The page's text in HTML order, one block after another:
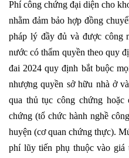
Phí công chứng đại diện cho
nhằm đảm bảo hợp đồng
pháp lý đầy đủ và được công
nước có thẩm quyền theo quy
đai 2024 quy định bắt buộc
nhượng quyền sở hữu nhà ở
qua thủ tục công chứng
chứng (tổ chức hành nghề
huyện (cơ quan chứng thực).
phí lũy tiến phụ thuộc vào